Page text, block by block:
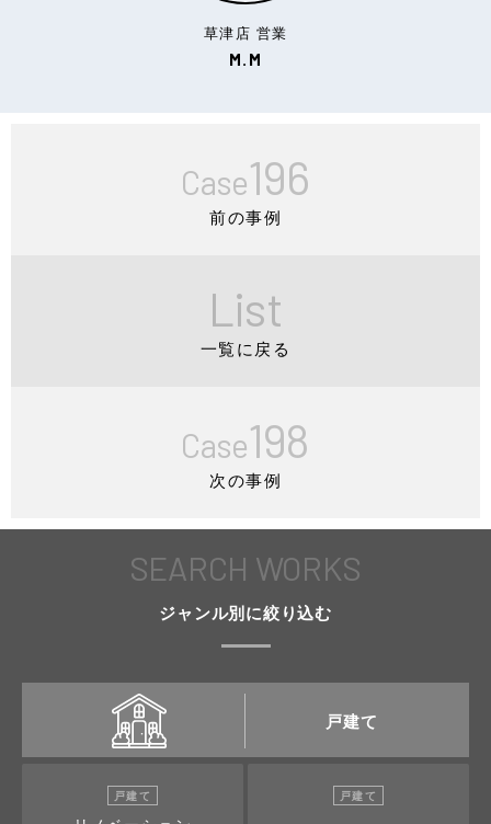
草津店 営業
M.M
Case196
前の事例
List
一覧に戻る
Case198
次の事例
SEARCH WORKS
ジャンル別に絞り込む
戸建て
戸建て 戸建て